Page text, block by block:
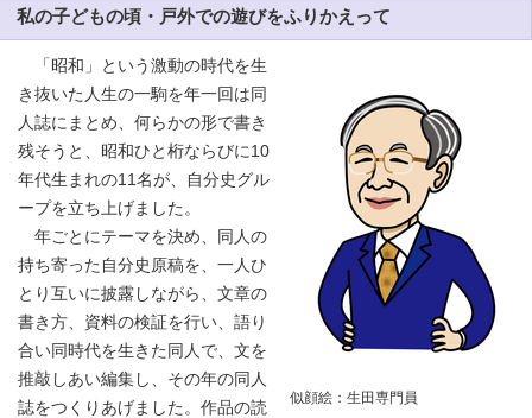
私の子どもの頃・戸外での遊びをふりかえって
似顔絵：生田専門員
「昭和」という激動の時代を生
き抜いた人生の一駒を年一回は同
人誌にまとめ、何らかの形で書き
残そうと、昭和ひと桁ならびに10
年代生まれの11名が、自分史グル
ープを立ち上げました。
年ごとにテーマを決め、同人の
持ち寄った自分史原稿を、一人ひ
とり互いに披露しながら、文章の
書き方、資料の検証を行い、語り
合い同時代を生きた同人で、文を
推敲しあい編集し、その年の同人
誌をつくりあげました。作品の読